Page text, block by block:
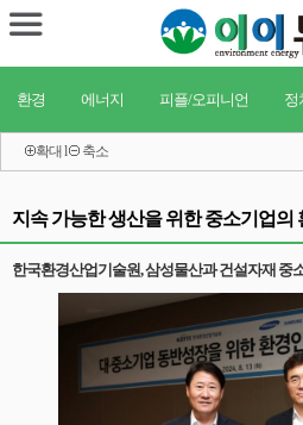
환경 에너지 피플/오피니언 정
확대 l 축소
지속 가능한 생산을 위한 중소기업의
한국환경산업기술원, 삼성물산과 건설자재 중